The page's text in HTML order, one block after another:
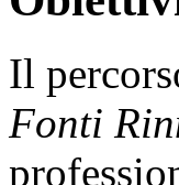
Il
Fonti